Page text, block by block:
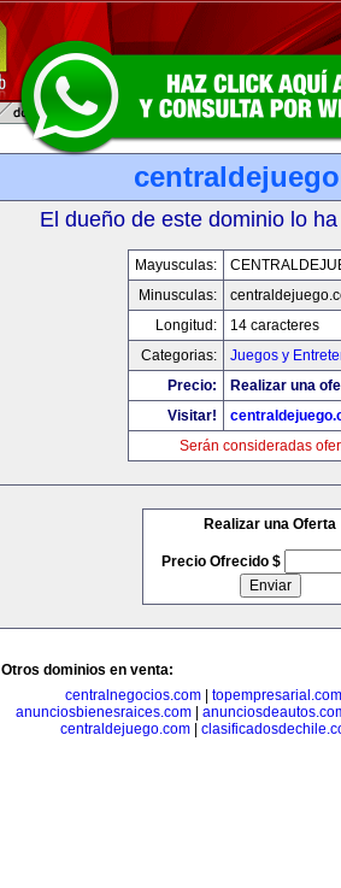
El dueño de este dominio lo
Mayusculas:
Minusculas:
Longitud:
14 caracteres
Categorias:
Juegos y
Precio:
Realizar una
Visitar!
Serán consideradas
Realizar una Oferta
Precio Ofrecido $
Otros dominios en venta:
centralnegocios.com| topempresarial.com
anunciosbienesraices.com|
centraldejuego.com